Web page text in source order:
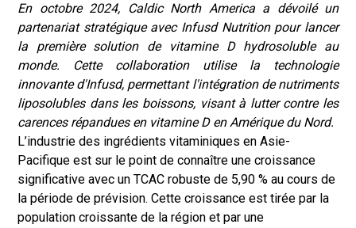
En octobre 2024, Caldic North America a dévoilé un
partenariat stratégique avec Infusd Nutrition pour lancer
la première solution de vitamine D hydrosoluble au
monde. Cette collaboration utilise la technologie
innovante d'Infusd, permettant l'intégration de nutriments
liposolubles dans les boissons, visant à lutter contre les
carences répandues en vitamine D en Amérique du Nord.
L’industrie des ingrédients vitaminiques en Asie-
Pacifique est sur le point de connaître une croissance
significative avec un TCAC robuste de 5,90 % au cours de
la période de prévision. Cette croissance est tirée par la
population croissante de la région et par une